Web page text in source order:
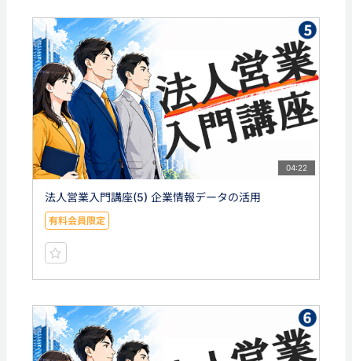
04:22
法人営業入門講座(5) 企業情報データの活用
有料会員限定